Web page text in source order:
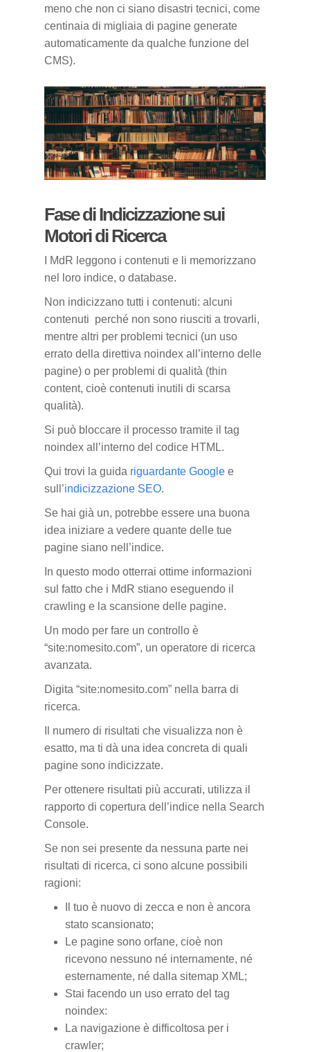
meno che non ci siano disastri tecnici, come
centinaia di migliaia di pagine generate
automaticamente da qualche funzione del
CMS).
Fase di Indicizzazione sui
Motori di Ricerca
I MdR leggono i contenuti e li memorizzano
nel loro indice, o database.
Non indicizzano tutti i contenuti: alcuni
contenuti perché non sono riusciti a trovarli,
mentre altri per problemi tecnici (un uso
errato della direttiva noindex all’interno delle
pagine) o per problemi di qualità (thin
content, cioè contenuti inutili di scarsa
qualità).
Si può bloccare il processo tramite il tag
noindex all’interno del codice HTML.
Qui trovi la guida riguardante Google e
sull’indicizzazione SEO.
Se hai già un, potrebbe essere una buona
idea iniziare a vedere quante delle tue
pagine siano nell’indice.
In questo modo otterrai ottime informazioni
sul fatto che i MdR stiano eseguendo il
crawling e la scansione delle pagine.
Un modo per fare un controllo è
“site:nomesito.com”, un operatore di ricerca
avanzata.
Digita “site:nomesito.com” nella barra di
ricerca.
Il numero di risultati che visualizza non è
esatto, ma ti dà una idea concreta di quali
pagine sono indicizzate.
Per ottenere risultati più accurati, utilizza il
rapporto di copertura dell’indice nella Search
Console.
Se non sei presente da nessuna parte nei
risultati di ricerca, ci sono alcune possibili
ragioni:
Il tuo è nuovo di zecca e non è ancora
stato scansionato;
Le pagine sono orfane, cioè non
ricevono nessuno né internamente, né
esternamente, né dalla sitemap XML;
Stai facendo un uso errato del tag
noindex:
La navigazione è difficoltosa per i
crawler;